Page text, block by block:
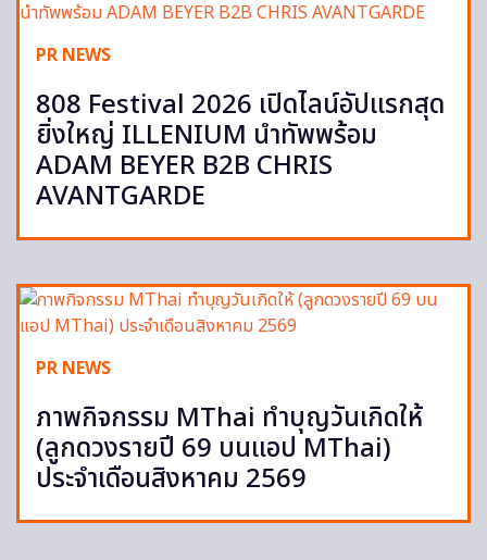
PR NEWS
808 Festival 2026 เปิดไลน์อัปแรกสุด
ยิ่งใหญ่ ILLENIUM นำทัพพร้อม
ADAM BEYER B2B CHRIS
AVANTGARDE
PR NEWS
ภาพกิจกรรม MThai ทำบุญวันเกิดให้
(ลูกดวงรายปี 69 บนแอป MThai)
ประจำเดือนสิงหาคม 2569